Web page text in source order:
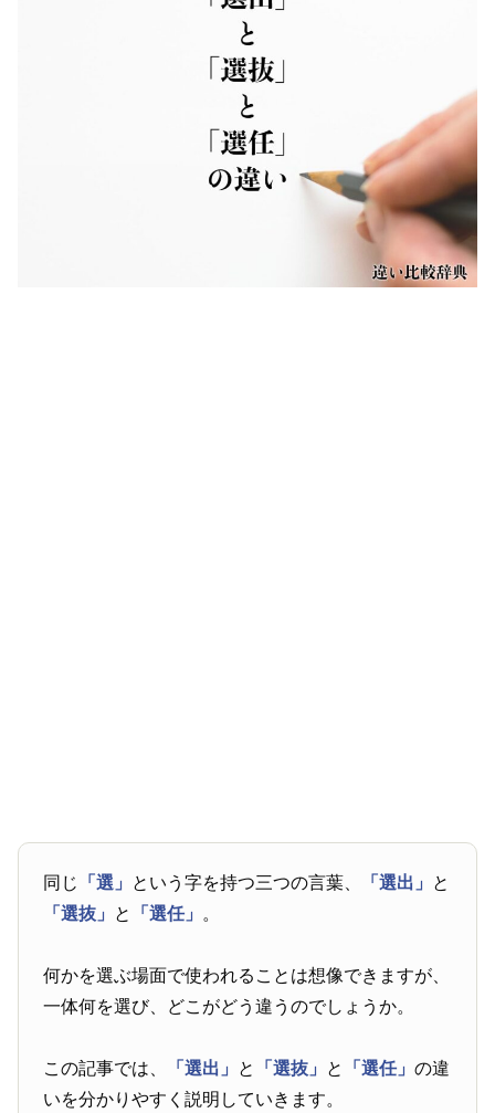
同じ 「選」 という字を持つ三つの言葉、 「選出」 と
「選抜」 と 「選任」 。
何かを選ぶ場面で使われることは想像できますが、
一体何を選び、どこがどう違うのでしょうか。
この記事では、 「選出」 と 「選抜」 と 「選任」の違
いを分かりやすく説明していきます。